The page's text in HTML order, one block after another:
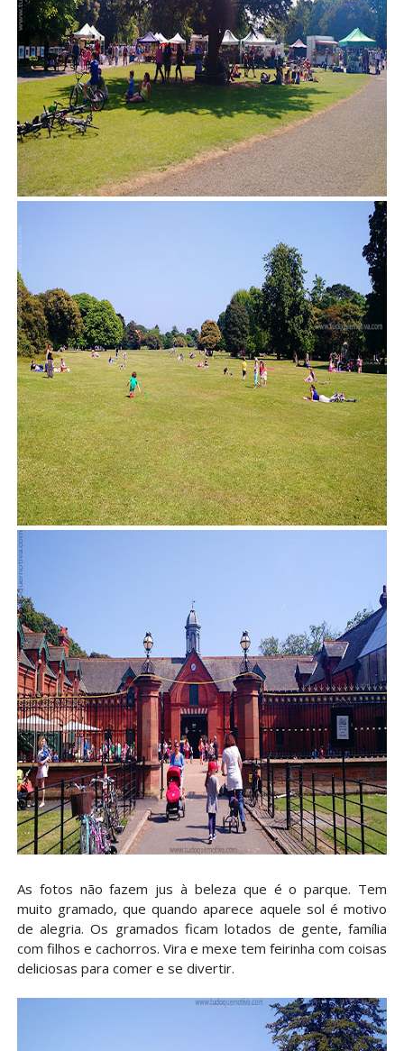
As fotos não fazem jus à beleza que é o parque. Tem
muito gramado, que quando aparece aquele sol é motivo
de alegria. Os gramados ficam lotados de gente, família
com filhos e cachorros. Vira e mexe tem feirinha com coisas
deliciosas para comer e se divertir.